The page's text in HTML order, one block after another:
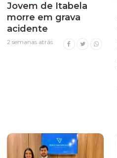
Jovem de Itabela
morre em grava
acidente
2 semanas atrás